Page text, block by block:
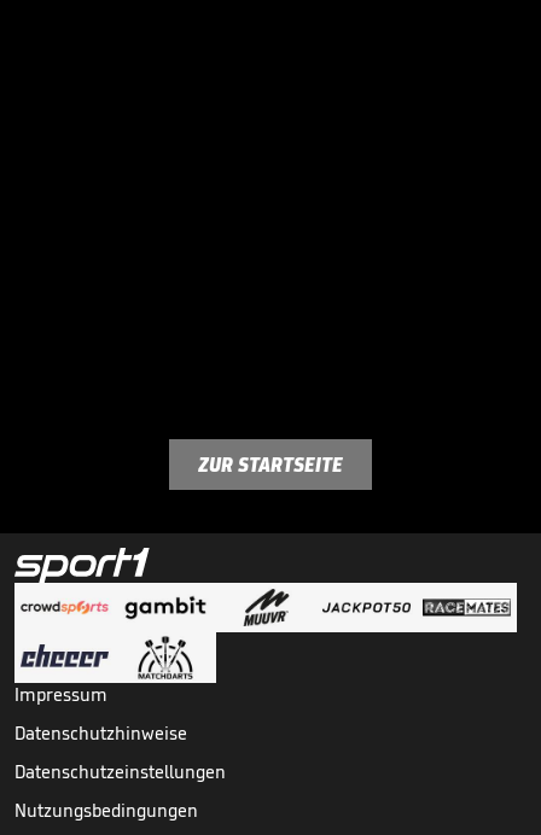
ZUR STARTSEITE
Impressum
Datenschutzhinweise
Datenschutzeinstellungen
Nutzungsbedingungen